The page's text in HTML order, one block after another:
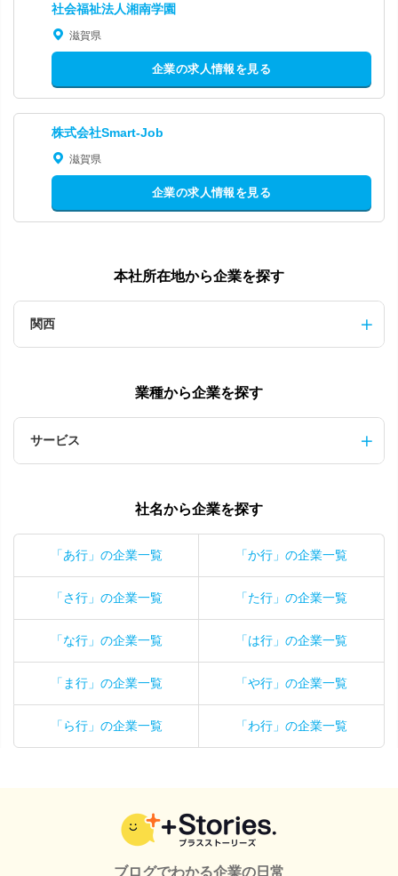
社会福祉法人湘南学園
滋賀県
企業の求人情報を見る
株式会社Smart‐Job
滋賀県
企業の求人情報を見る
本社所在地から企業を探す
関西
業種から企業を探す
サービス
社名から企業を探す
「あ行」の企業一覧 「か行」の企業一覧
「さ行」の企業一覧 「た行」の企業一覧
「な行」の企業一覧 「は行」の企業一覧
「ま行」の企業一覧 「や行」の企業一覧
「ら行」の企業一覧 「わ行」の企業一覧
ブログでわかる企業の日常